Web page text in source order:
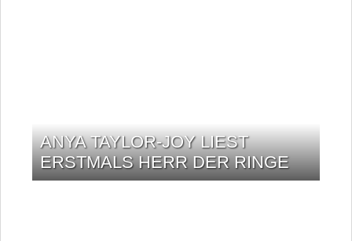
ANYA TAYLOR-JOY LIEST
ERSTMALS HERR DER RINGE